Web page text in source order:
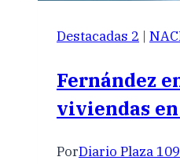
Destacadas 2 |
Fernández
viviendas
PorDiario Plaza 109